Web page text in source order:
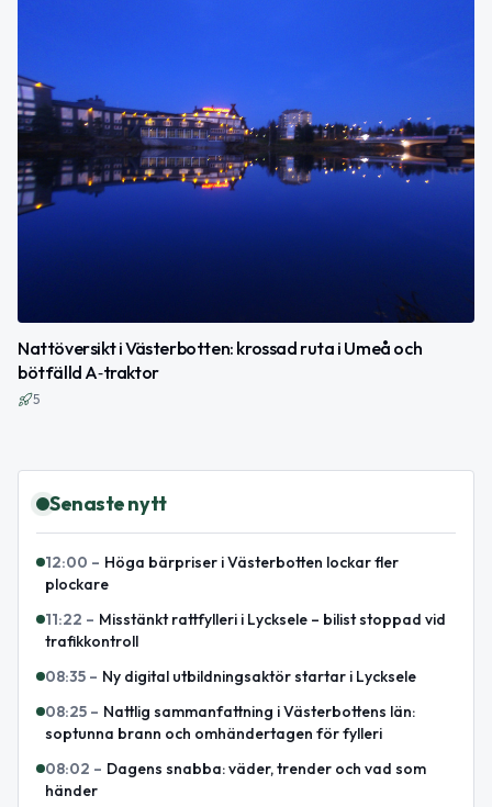
Nattöversikt i Västerbotten: krossad ruta i Umeå och
bötfälld A‑traktor
5
Senaste nytt
12:00 – Höga bärpriser i Västerbotten lockar fler
plockare
11:22 – Misstänkt rattfylleri i Lycksele – bilist stoppad vid
trafikkontroll
08:35 – Ny digital utbildningsaktör startar i Lycksele
08:25 – Nattlig sammanfattning i Västerbottens län:
soptunna brann och omhändertagen för fylleri
08:02 – Dagens snabba: väder, trender och vad som
händer